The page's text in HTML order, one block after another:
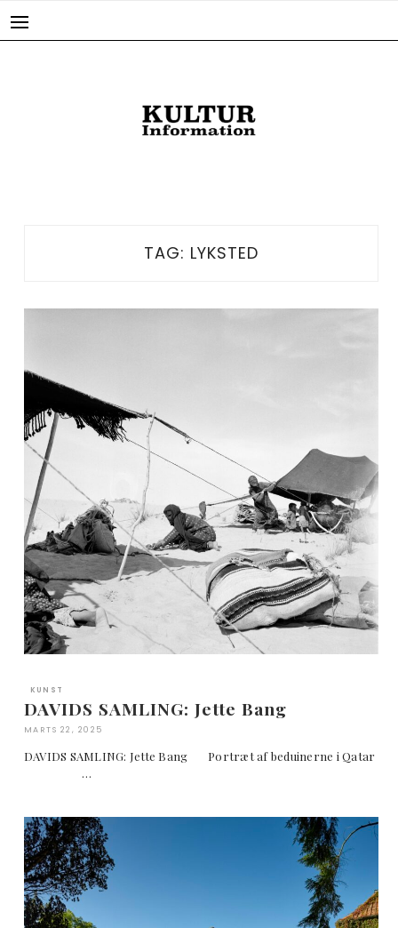
TAG: LYKSTED
KUNST
DAVIDS SAMLING: Jette Bang
MARTS 22, 2025
DAVIDS SAMLING: Jette Bang Portræt af beduinerne i Qatar
…